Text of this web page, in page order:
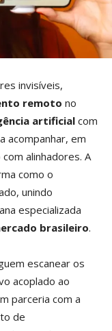
invisíveis,
remoto no
artificial com
acompanhar, em
alinhadores. A
como o
unindo
especializada
brasileiro.
escanear os
acoplado ao
parceria com a
de